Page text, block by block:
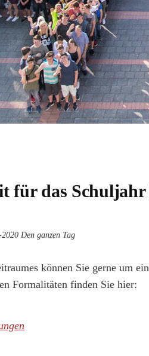
für das Schuljahr
Den ganzen Tag
können Sie gerne um
Formalitäten finden Sie hier: